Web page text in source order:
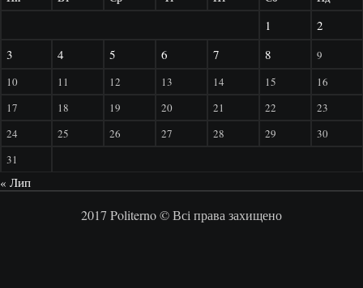
1
2
3
4 5 6 7 8
9
10
11 12 13 14 15
16
17
18 19 20 21 22
23
24
25 26 27 28 29
30
31
« Лип
2017 Politerno © Всі права захищено